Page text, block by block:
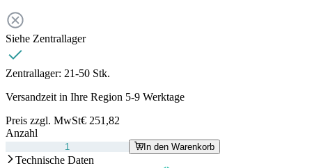
Siehe Zentrallager
Zentrallager: 21-50 Stk.
Versandzeit in Ihre Region 5-9 Werktage
Preis zzgl. MwSt€ 251,82
Anzahl
In den Warenkorb
Technische Daten